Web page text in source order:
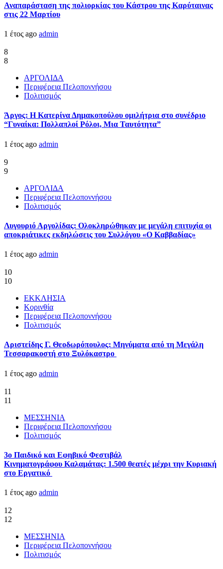
Αναπαράσταση της πολιορκίας του Κάστρου της Καρύταινας
στις 22 Μαρτίου
1 έτος ago admin
8
8
ΑΡΓΟΛΙΔΑ
Περιφέρεια Πελοποννήσου
Πολιτισμός
Άργος: Η Κατερίνα Δημακοπούλου ομιλήτρια στο συνέδριο
“Γυναίκα: Πολλαπλοί Ρόλοι, Μια Ταυτότητα”
1 έτος ago admin
9
9
ΑΡΓΟΛΙΔΑ
Περιφέρεια Πελοποννήσου
Πολιτισμός
Λυγουριό Αργολίδας: Ολοκληρώθηκαν με μεγάλη επιτυχία οι
αποκριάτικες εκδηλώσεις του Συλλόγου «Ο Καββαδίας»
1 έτος ago admin
10
10
ΕΚΚΛΗΣΙΑ
Κορινθία
Περιφέρεια Πελοποννήσου
Πολιτισμός
Αριστείδης Γ. Θεοδωρόπουλος: Μηνύματα από τη Μεγάλη
Τεσσαρακοστή στο Ξυλόκαστρο
1 έτος ago admin
11
11
ΜΕΣΣΗΝΙΑ
Περιφέρεια Πελοποννήσου
Πολιτισμός
3ο Παιδικό και Εφηβικό Φεστιβάλ
Κινηματογράφου Καλαμάτας: 1.500 θεατές μέχρι την Κυριακή
στο Εργατικό
1 έτος ago admin
12
12
ΜΕΣΣΗΝΙΑ
Περιφέρεια Πελοποννήσου
Πολιτισμός